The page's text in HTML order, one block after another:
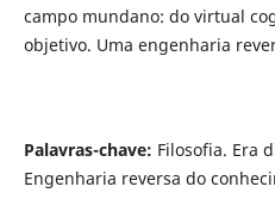
campo mundano: do virtual
objetivo. Uma engenharia
Palavras-chave: Filosofia. Era
Engenharia reversa do